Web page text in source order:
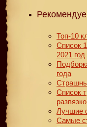
Топ-10
Список
2021 год
года
Список
Лучшие
Самые